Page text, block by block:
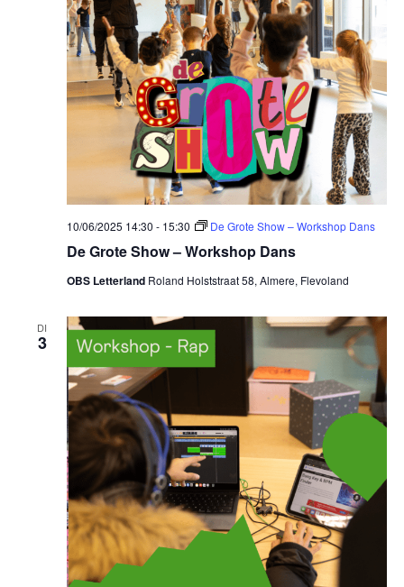
De Grote Show – Workshop Dans
10/06/2025 14:30 - 15:30 De Grote Show – Workshop Dans
OBS Letterland Roland Holststraat 58, Almere, Flevoland
DI
3